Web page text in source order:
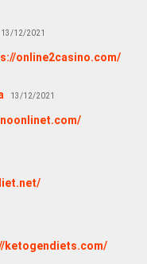
13/12/2021
online2casino.com/
13/12/2021
ketogendiets.com/